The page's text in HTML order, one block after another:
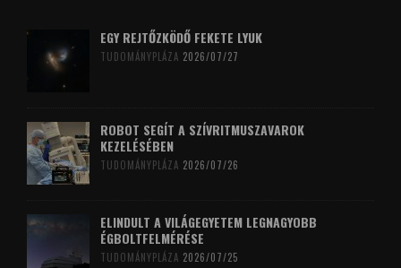
EGY REJTŐZKÖDŐ FEKETE LYUK
TUDOMÁNYPLÁZA 2026/07/27
ROBOT SEGÍT A SZÍVRITMUSZAVAROK
KEZELÉSÉBEN
TUDOMÁNYPLÁZA 2026/07/26
ELINDULT A VILÁGEGYETEM LEGNAGYOBB
ÉGBOLTFELMÉRÉSE
TUDOMÁNYPLÁZA 2026/07/25